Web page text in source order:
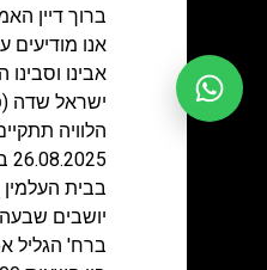
ברוך דיין
אנו מודיעים
אבינו וסבינו
ישראל שדה
הלוויה
26.08.2025 בשעה 15:15
בבית
יושבים שבעה
ברח' הגליל א46, נווה שאנן, חיפה